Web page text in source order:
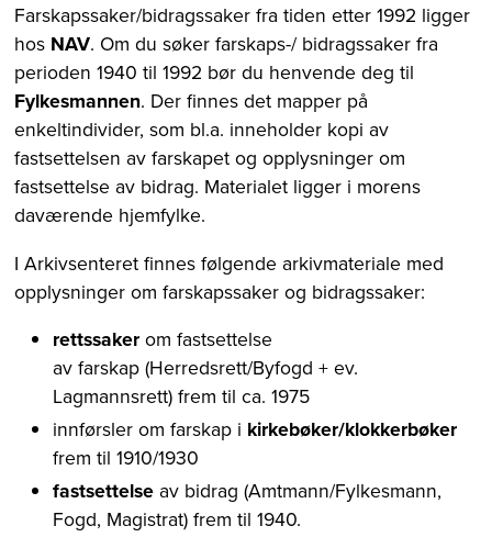
Farskapssaker/bidragssaker fra tiden etter 1992 ligger
hos NAV. Om du søker farskaps-/ bidragssaker fra
perioden 1940 til 1992 bør du henvende deg til
Fylkesmannen. Der finnes det mapper på
enkeltindivider, som bl.a. inneholder kopi av
fastsettelsen av farskapet og opplysninger om
fastsettelse av bidrag. Materialet ligger i morens
daværende hjemfylke.
I Arkivsenteret finnes følgende arkivmateriale med
opplysninger om farskapssaker og bidragssaker:
rettssakerom fastsettelse
av farskap (Herredsrett/Byfogd + ev.
Lagmannsrett) frem til ca. 1975
innførsler om farskap i kirkebøker/klokkerbøker
frem til 1910/1930
fastsettelse av bidrag (Amtmann/Fylkesmann,
Fogd, Magistrat) frem til 1940.